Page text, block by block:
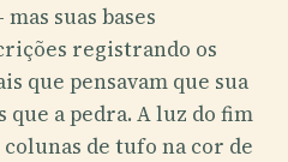
suas bases
registrando os
que pensavam que sua
a pedra. A luz do fim
de tufo na cor de